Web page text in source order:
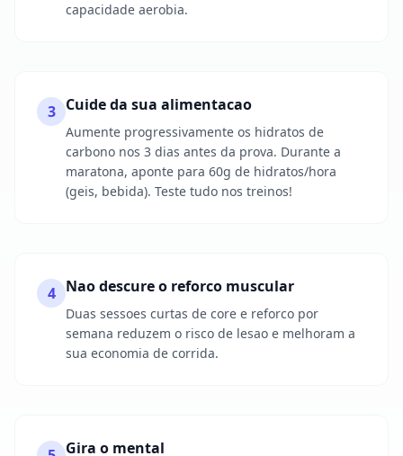
capacidade aerobia.
3 Cuide da sua alimentacao
Aumente progressivamente os hidratos de
carbono nos 3 dias antes da prova. Durante a
maratona, aponte para 60g de hidratos/hora
(geis, bebida). Teste tudo nos treinos!
4 Nao descure o reforco muscular
Duas sessoes curtas de core e reforco por
semana reduzem o risco de lesao e melhoram a
sua economia de corrida.
Gira o mental